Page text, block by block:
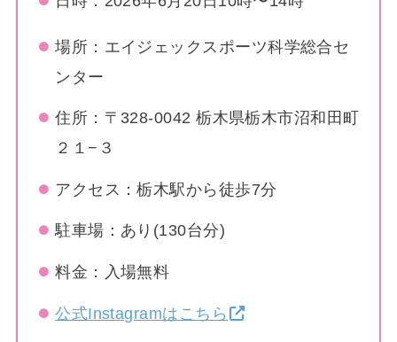
場所：エイジェックスポーツ科学総合セ
ンター
住所：〒328-0042 栃木県栃木市沼和田町
２１−３
アクセス：栃木駅から徒歩7分
駐車場：あり(130台分)
料金：入場無料
公式Instagramはこちら